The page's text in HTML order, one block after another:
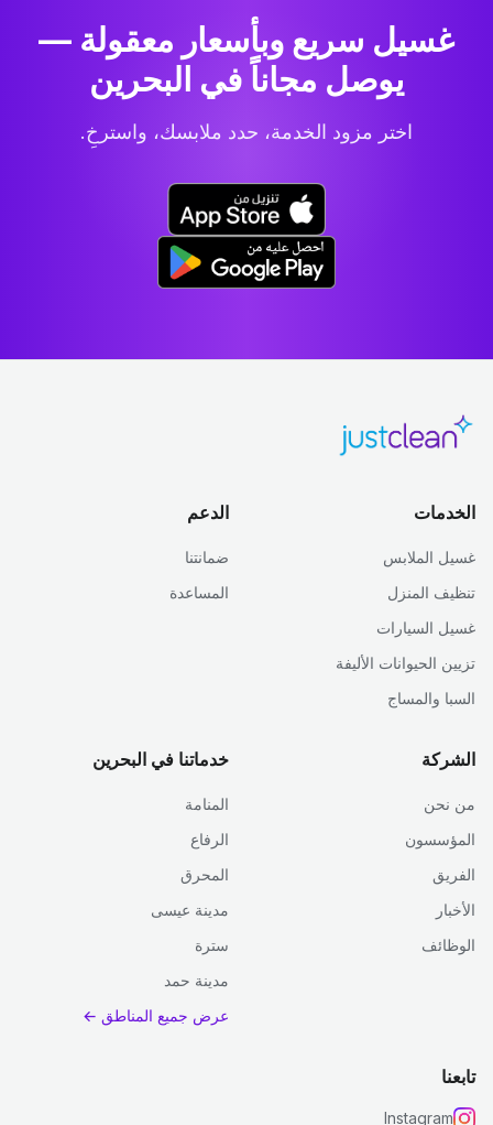
غسيل سريع وبأسعار معقولة —
يوصل مجاناً في البحرين
اختر مزود الخدمة، حدد ملابسك، واسترخِ.
الخدمات
غسيل الملابس
تنظيف المنزل
غسيل السيارات
تزيين الحيوانات الأليفة
السبا والمساج
الدعم
ضمانتنا
المساعدة
الشركة
من نحن
المؤسسون
الفريق
الأخبار
الوظائف
خدماتنا في البحرين
المنامة
الرفاع
المحرق
مدينة عيسى
سترة
مدينة حمد
عرض جميع المناطق ←
تابعنا
Instagram